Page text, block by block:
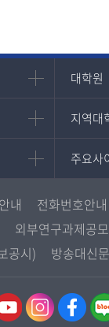
대학원
대학원
대학원
경영대학
지역대
지역대
지역대
서울지
대구경
인천지
광주전
울산지역
주요사
주요사
멘토링
진로심
교육정
국립대
내 전화번호안내
외부연구과제공모
공시)
방송대신